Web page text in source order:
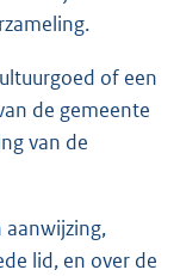
of een
de gemeente
van de
aanwijzing,
lid, en over de